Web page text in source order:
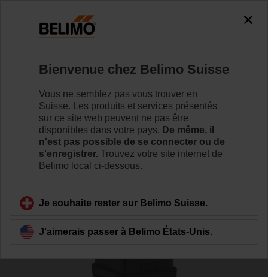
22WDP-114
Pour en savoir plus
Bienvenue chez Belimo Suisse
Vous ne semblez pas vous trouver en
Suisse. Les produits et services présentés
sur ce site web peuvent ne pas être
disponibles dans votre pays. De même, il
n'est pas possible de se connecter ou de
s'enregistrer. Trouvez votre site internet de
Belimo local ci-dessous.
Je souhaite rester sur Belimo Suisse.
J'aimerais passer à Belimo États-Unis.